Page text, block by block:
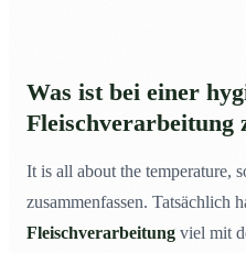
Was ist bei einer
Fleischverarbeitung
It is all about the temperature,
zusammenfassen. Tatsächlich
Fleischverarbeitung viel mit